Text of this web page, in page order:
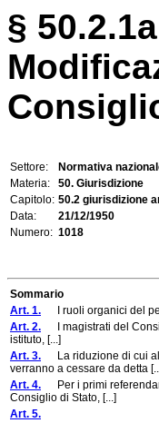
§
Settore:
Normativa
Materia:
50. Giurisdizione
Capitolo: 50.2 giurisdizione
Data:
21/12/1950
Numero: 1018
Sommario
Art. 1. I ruoli organici del
Art. 2. I magistrati del
istituto, [...]
Art. 3. La riduzione di cui al
verranno a cessare da detta
Art. 4. Per i primi
Consiglio di Stato, [...]
Art. 5.